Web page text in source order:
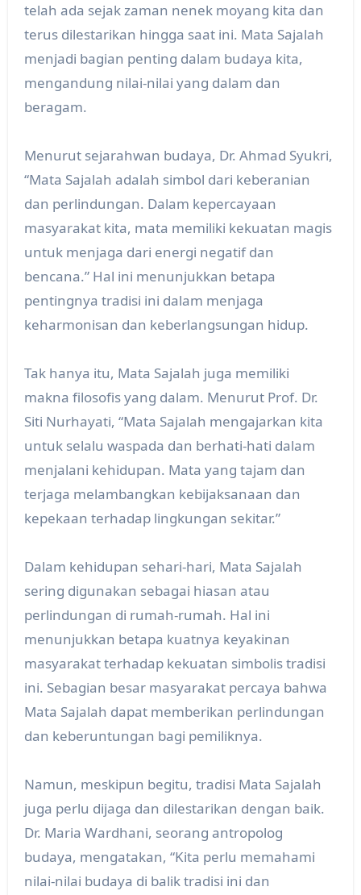
telah ada sejak zaman nenek moyang kita dan
terus dilestarikan hingga saat ini. Mata Sajalah
menjadi bagian penting dalam budaya kita,
mengandung nilai-nilai yang dalam dan
beragam.
Menurut sejarahwan budaya, Dr. Ahmad Syukri,
“Mata Sajalah adalah simbol dari keberanian
dan perlindungan. Dalam kepercayaan
masyarakat kita, mata memiliki kekuatan magis
untuk menjaga dari energi negatif dan
bencana.” Hal ini menunjukkan betapa
pentingnya tradisi ini dalam menjaga
keharmonisan dan keberlangsungan hidup.
Tak hanya itu, Mata Sajalah juga memiliki
makna filosofis yang dalam. Menurut Prof. Dr.
Siti Nurhayati, “Mata Sajalah mengajarkan kita
untuk selalu waspada dan berhati-hati dalam
menjalani kehidupan. Mata yang tajam dan
terjaga melambangkan kebijaksanaan dan
kepekaan terhadap lingkungan sekitar.”
Dalam kehidupan sehari-hari, Mata Sajalah
sering digunakan sebagai hiasan atau
perlindungan di rumah-rumah. Hal ini
menunjukkan betapa kuatnya keyakinan
masyarakat terhadap kekuatan simbolis tradisi
ini. Sebagian besar masyarakat percaya bahwa
Mata Sajalah dapat memberikan perlindungan
dan keberuntungan bagi pemiliknya.
Namun, meskipun begitu, tradisi Mata Sajalah
juga perlu dijaga dan dilestarikan dengan baik.
Dr. Maria Wardhani, seorang antropolog
budaya, mengatakan, “Kita perlu memahami
nilai-nilai budaya di balik tradisi ini dan